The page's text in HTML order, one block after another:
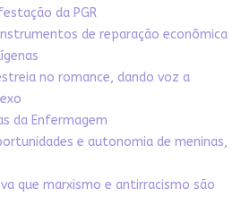
da PGR
de reparação econômica
no romance, dando voz a
da Enfermagem
e autonomia de meninas,
que marxismo e antirracismo são